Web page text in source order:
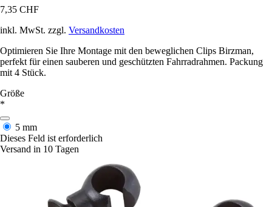
7,35 CHF
inkl. MwSt. zzgl. Versandkosten
Optimieren Sie Ihre Montage mit den beweglichen Clips Birzman,
perfekt für einen sauberen und geschützten Fahrradrahmen. Packung
mit 4 Stück.
Größe
*
5 mm
Dieses Feld ist erforderlich
Versand in 10 Tagen